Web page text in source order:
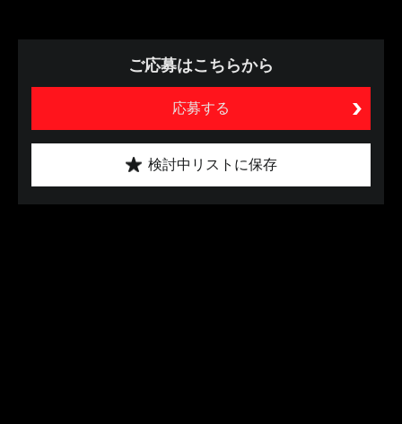
ご応募はこちらから
応募する
検討中リストに保存